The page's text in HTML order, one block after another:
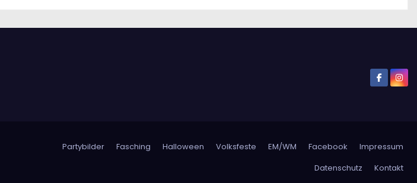
Partybilder Fasching Halloween Volksfeste EM/WM Facebook
Impressum
Datenschutz
Kontakt